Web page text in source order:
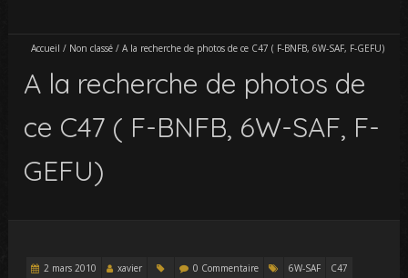
Accueil / Non classé/ A la recherche de photos de ce C47 ( F-BNFB, 6W-SAF, F-GEFU)
A la recherche de photos de
ce C47 ( F-BNFB, 6W-SAF, F-
GEFU)
2 mars 2010 xavier 0 Commentaire 6W-SAF
C47